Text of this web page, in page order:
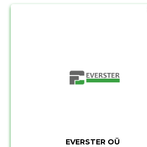
EVERSTER OÜ